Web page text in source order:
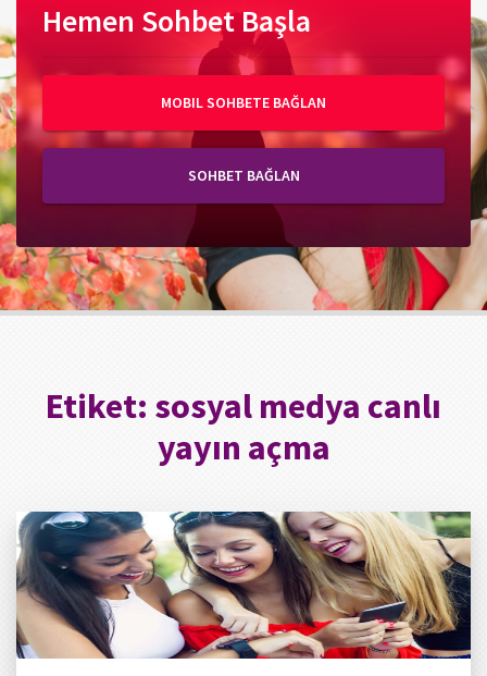
Hemen Sohbet Başla
MOBIL SOHBETE BAĞLAN
SOHBET BAĞLAN
Etiket: sosyal medya canlı
yayın açma